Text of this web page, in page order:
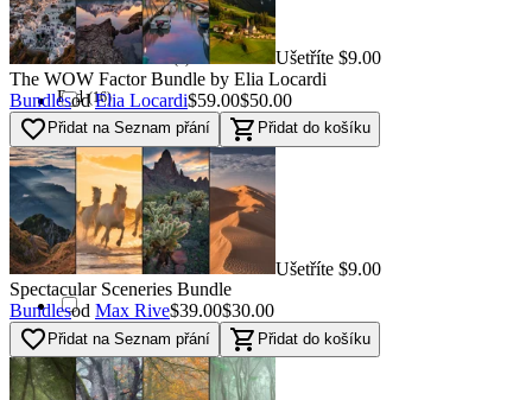
Yellow (7)
Red (16)
Orange 0
Blue (46)
Navi ( 87 )
Used - Excellent (
Used - Fair 0
Ušetříte $9.00
The WOW Factor Bundle by Elia Locardi
Bundlesod Elia Locardi$59.00$50.00
favorite_border Přidat na Seznam přání shopping_cart Přidat do košíku
Ušetříte $9.00
Spectacular Sceneries Bundle
Bundlesod Max Rive$39.00$30.00
favorite_border Přidat na Seznam přání shopping_cart Přidat do košíku